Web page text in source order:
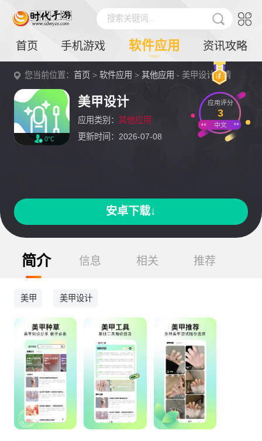
搜索关键词...
首页 手机游戏 软件应用 资讯攻略
您当前位置：首页 >软件应用 >其他应用 - 美甲设计详情
0℃
美甲设计
应用类别： 其他应用
更新时间：2026-07-08
应用评分
3
中文
安卓下载↓
简介 信息 相关 推荐
美甲 美甲设计